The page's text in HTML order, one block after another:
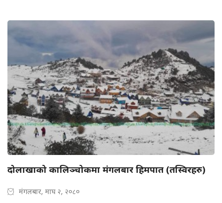
दोलाखाको कालिञ्चोकमा मंगलबार हिमपात (तस्विरहरु)
मंगलबार, माघ २, २०८०